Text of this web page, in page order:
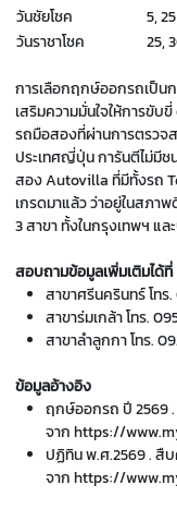
วันชัยโชค
5, 25
วันราชาโชค
25,
การเลือกฤกษ์ออกรถเป็น
เสริมความมั่นใจให้การขั
รถมือสองที่ผ่านการตรวจ
ประเทศญี่ปุ่น การันตีไม่มี
สอง Autovilla ที่มีทั้งรถ
เกรดมาแล้ว ว่าอยู่ในสภา
3 สาขา ทั้งในกรุงเทพฯ แล
สอบถามข้อมูลเพิ่มเติมได้ที่
สาขาศรีนครินทร์ โทร.
สาขาร่มเกล้า โทร.
สาขาลำลูกกา โทร.
ข้อมูลอ้างอิง
ฤกษ์ออกรถ ปี 2569
จากhttps://
ปฏิทิน พ.ศ.2569 . สื
จากhttps://